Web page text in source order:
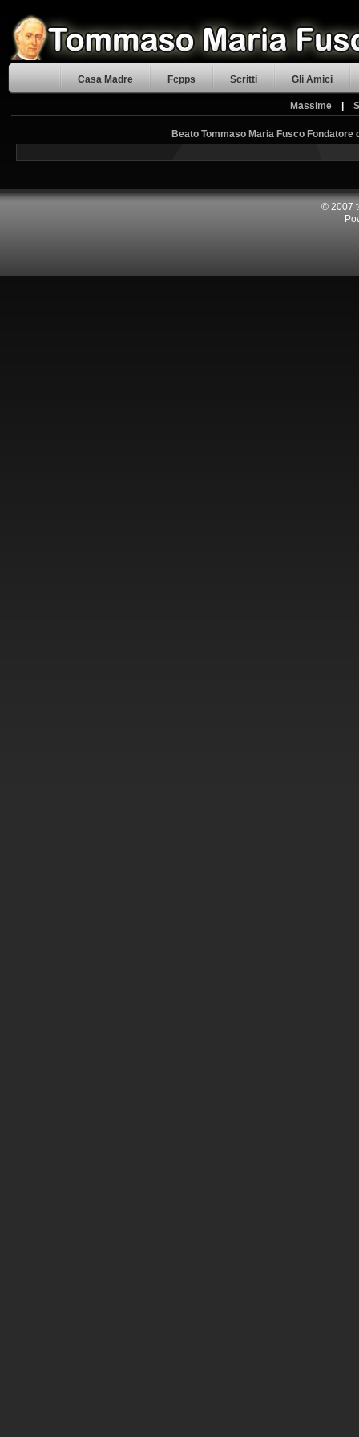
Casa Madre Fcpps Scritti Gli Amici
Massime|
Beato Tommaso Maria Fusco
© 2007